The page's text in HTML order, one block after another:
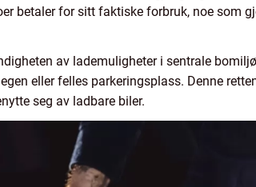
betaler for sitt faktiske forbruk, noe som
av lademuligheter i sentrale
eller felles parkeringsplass. Denne
seg av ladbare biler.